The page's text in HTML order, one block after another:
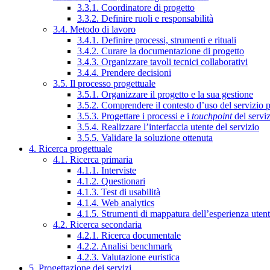
3.3.1. Coordinatore di progetto
3.3.2. Definire ruoli e responsabilità
3.4. Metodo di lavoro
3.4.1. Definire processi, strumenti e rituali
3.4.2. Curare la documentazione di progetto
3.4.3. Organizzare tavoli tecnici collaborativi
3.4.4. Prendere decisioni
3.5. Il processo progettuale
3.5.1. Organizzare il progetto e la sua gestione
3.5.2. Comprendere il contesto d’uso del servizio
3.5.3. Progettare i processi e i touchpointdel
3.5.4. Realizzare l’interfaccia utente del servizio
3.5.5. Validare la soluzione ottenuta
4. Ricerca progettuale
4.1. Ricerca primaria
4.1.1. Interviste
4.1.2. Questionari
4.1.3. Test di usabilità
4.1.4. Web analytics
4.1.5. Strumenti di mappatura dell’esperienza
4.2. Ricerca secondaria
4.2.1. Ricerca documentale
4.2.2. Analisi benchmark
4.2.3. Valutazione euristica
5. Progettazione dei servizi